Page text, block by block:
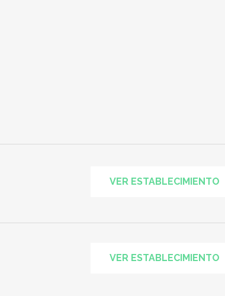
VER ESTABLECIMIENTO
VER ESTABLECIMIENTO